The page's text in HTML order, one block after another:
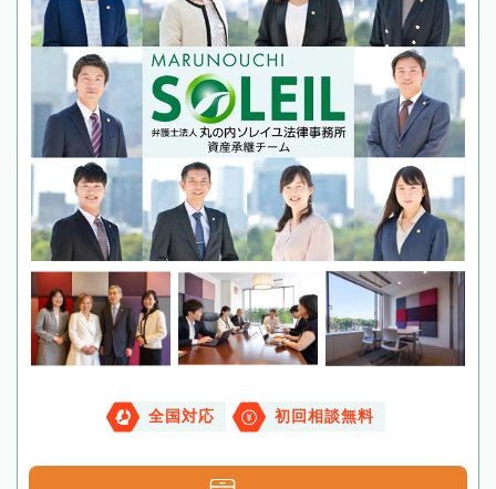
全国対応 初回相談無料